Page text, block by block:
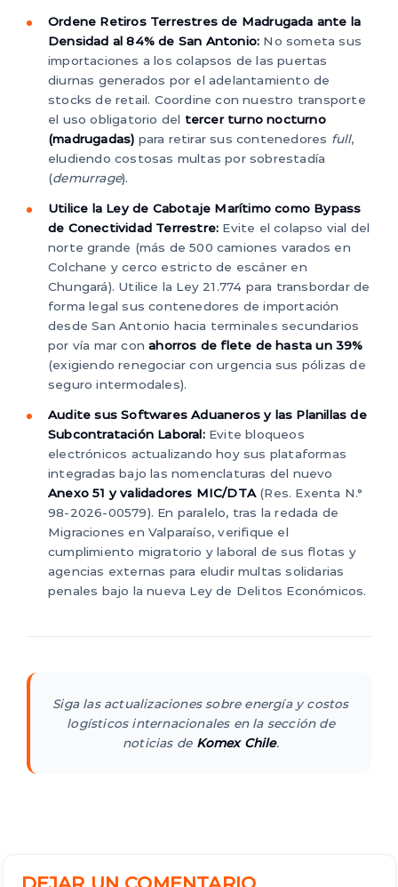
Ordene Retiros Terrestres de Madrugada ante la
Densidad al 84% de San Antonio: No someta sus
importaciones a los colapsos de las puertas
diurnas generados por el adelantamiento de
stocks de retail. Coordine con nuestro transporte
el uso obligatorio del tercer turno nocturno
(madrugadas) para retirar sus contenedores full,
eludiendo costosas multas por sobrestadía
(demurrage).
Utilice la Ley de Cabotaje Marítimo como Bypass
de Conectividad Terrestre: Evite el colapso vial del
norte grande (más de 500 camiones varados en
Colchane y cerco estricto de escáner en
Chungará). Utilice la Ley 21.774 para transbordar de
forma legal sus contenedores de importación
desde San Antonio hacia terminales secundarios
por vía mar conahorros de flete de hasta un 39%
(exigiendo renegociar con urgencia sus pólizas de
seguro intermodales).
Audite sus Softwares Aduaneros y las Planillas de
Subcontratación Laboral:Evite bloqueos
electrónicos actualizando hoy sus plataformas
integradas bajo las nomenclaturas del nuevo
Anexo 51 y validadores MIC/DTA (Res. Exenta N.°
98-2026-00579). En paralelo, tras la redada de
Migraciones en Valparaíso, verifique el
cumplimiento migratorio y laboral de sus flotas y
agencias externas para eludir multas solidarias
penales bajo la nueva Ley de Delitos Económicos.
Siga las actualizaciones sobre energía y costos
logísticos internacionales en la sección de
noticias de Komex Chile.